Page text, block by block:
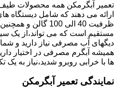
تعمیر آبگرمکن همه محصولات
ارائه می دهند که شامل دیستگاه
ظرفیت 40 الی 100
مستقیم است که می تواند،از یک
همیشه آبگرم مصرفی در اختیار
ها با خرابی روبرو شدید،نیاز به یک
نمایندگی تعمیر آبگرمکن